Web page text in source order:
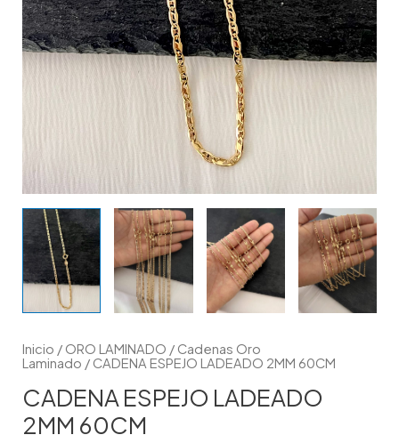
Inicio / ORO LAMINADO / Cadenas Oro
Laminado / CADENA ESPEJO LADEADO 2MM 60CM
CADENA ESPEJO LADEADO
2MM 60CM